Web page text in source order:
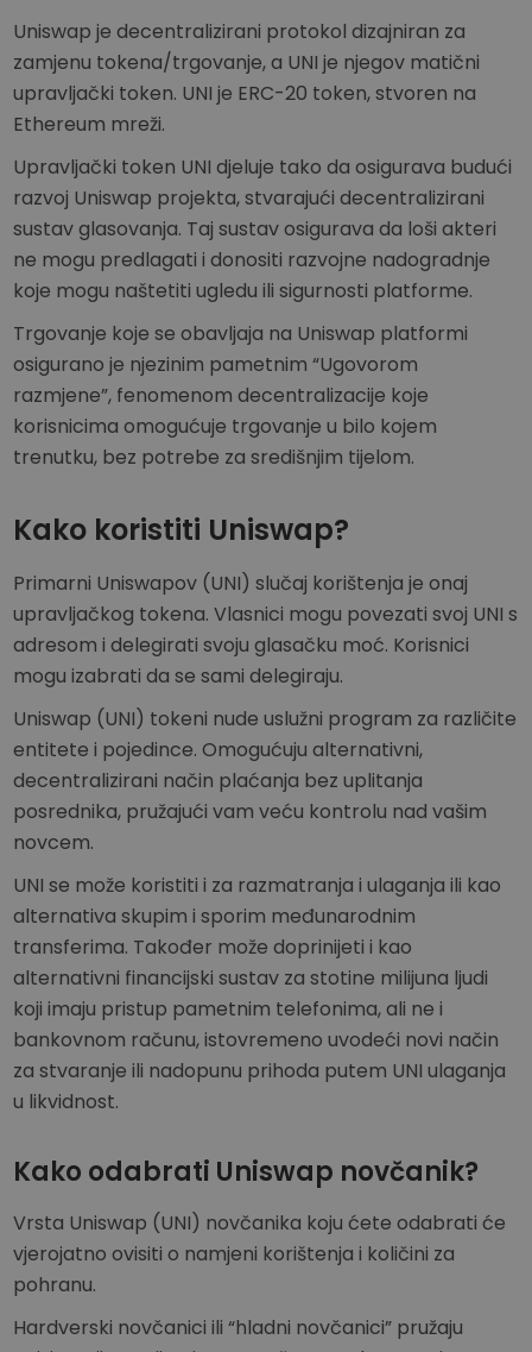
Uniswap je decentralizirani protokol dizajniran za
zamjenu tokena/trgovanje, a UNI je njegov matični
upravljački token. UNI je ERC-20 token, stvoren na
Ethereum mreži.
Upravljački token UNI djeluje tako da osigurava budući
razvoj Uniswap projekta, stvarajući decentralizirani
sustav glasovanja. Taj sustav osigurava da loši akteri
ne mogu predlagati i donositi razvojne nadogradnje
koje mogu naštetiti ugledu ili sigurnosti platforme.
Trgovanje koje se obavljaja na Uniswap platformi
osigurano je njezinim pametnim “Ugovorom
razmjene”, fenomenom decentralizacije koje
korisnicima omogućuje trgovanje u bilo kojem
trenutku, bez potrebe za središnjim tijelom.
Kako koristiti Uniswap?
Primarni Uniswapov (UNI) slučaj korištenja je onaj
upravljačkog tokena. Vlasnici mogu povezati svoj UNI s
adresom i delegirati svoju glasačku moć. Korisnici
mogu izabrati da se sami delegiraju.
Uniswap (UNI) tokeni nude uslužni program za različite
entitete i pojedince. Omogućuju alternativni,
decentralizirani način plaćanja bez uplitanja
posrednika, pružajući vam veću kontrolu nad vašim
novcem.
UNI se može koristiti i za razmatranja i ulaganja ili kao
alternativa skupim i sporim međunarodnim
transferima. Također može doprinijeti i kao
alternativni financijski sustav za stotine milijuna ljudi
koji imaju pristup pametnim telefonima, ali ne i
bankovnom računu, istovremeno uvodeći novi način
za stvaranje ili nadopunu prihoda putem UNI ulaganja
u likvidnost.
Kako odabrati Uniswap novčanik?
Vrsta Uniswap (UNI) novčanika koju ćete odabrati će
vjerojatno ovisiti o namjeni korištenja i količini za
pohranu.
Hardverski novčanici ili “hladni novčanici” pružaju